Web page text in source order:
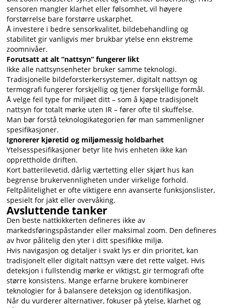
sensoren mangler klarhet eller følsomhet, vil høyere
forstørrelse bare forstørre uskarphet.
Å investere i bedre sensorkvalitet, bildebehandling og
stabilitet gir vanligvis mer brukbar ytelse enn ekstreme
zoomnivåer.
Forutsatt at alt “nattsyn” fungerer likt
Ikke alle nattsynsenheter bruker samme teknologi.
Tradisjonelle bildeforsterkersystemer, digitalt nattsyn og
termografi fungerer forskjellig og tjener forskjellige formål.
Å velge feil type for miljøet ditt – som å kjøpe tradisjonelt
nattsyn for totalt mørke uten IR – fører ofte til skuffelse.
Man bør forstå teknologikategorien før man sammenligner
spesifikasjoner.
Ignorerer kjøretid og miljømessig holdbarhet
Ytelsesspesifikasjoner betyr lite hvis enheten ikke kan
opprettholde driften.
Kort batterilevetid, dårlig værtetting eller skjørt hus kan
begrense brukervennligheten under virkelige forhold.
Feltpålitelighet er ofte viktigere enn avanserte funksjonslister,
spesielt for jakt eller overvåking.
Avsluttende tanker
Den beste nattkikkerten defineres ikke av
markedsføringspåstander eller maksimal zoom. Den defineres
av hvor pålitelig den yter i ditt spesifikke miljø.
Hvis navigasjon og detaljer i svakt lys er din prioritet, kan
tradisjonelt eller digitalt nattsyn være det rette valget. Hvis
deteksjon i fullstendig mørke er viktigst, gir termografi ofte
større konsistens. Mange erfarne brukere kombinerer
teknologier for å balansere deteksjon og identifikasjon.
Når du vurderer alternativer, fokuser på ytelse, klarhet og